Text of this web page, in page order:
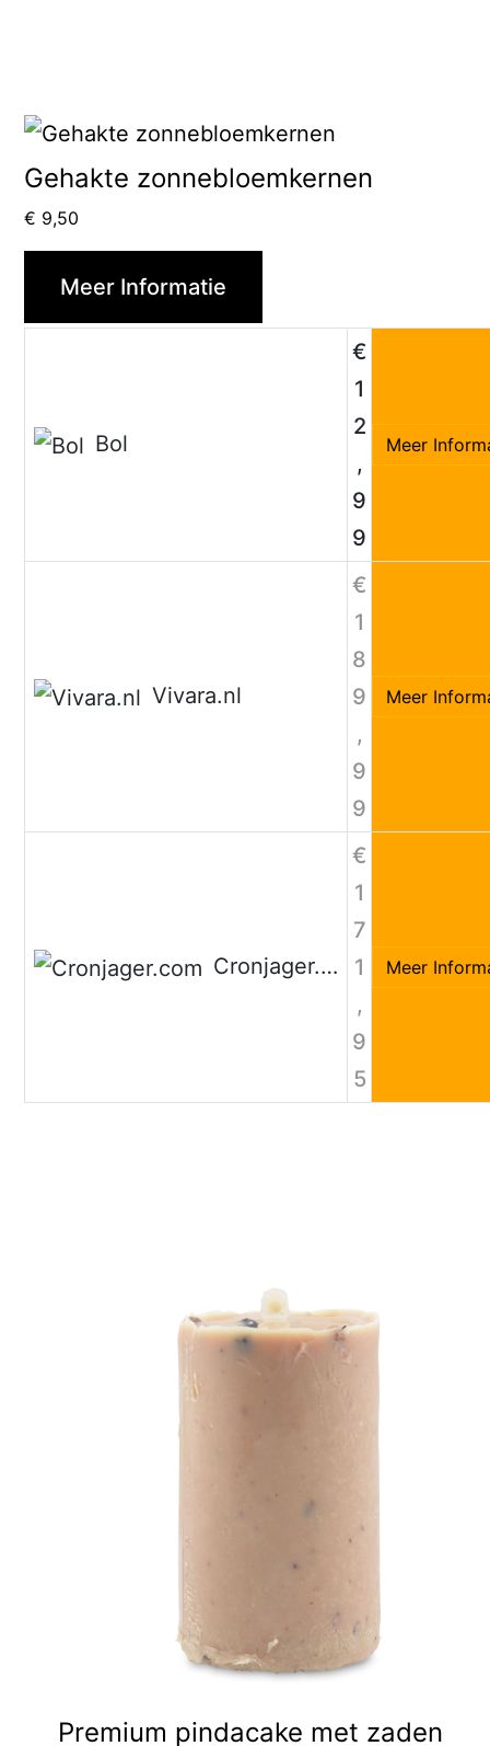
Gehakte zonnebloemkernen
€ 9,50
Meer Informatie
Bol
€
1
2
,
9
9
Meer
Vivara.nl
€
1
8
9
,
9
9
Meer
Cronjager.com
€
1
7
1
,
9
5
Meer
Premium pindacake met zaden